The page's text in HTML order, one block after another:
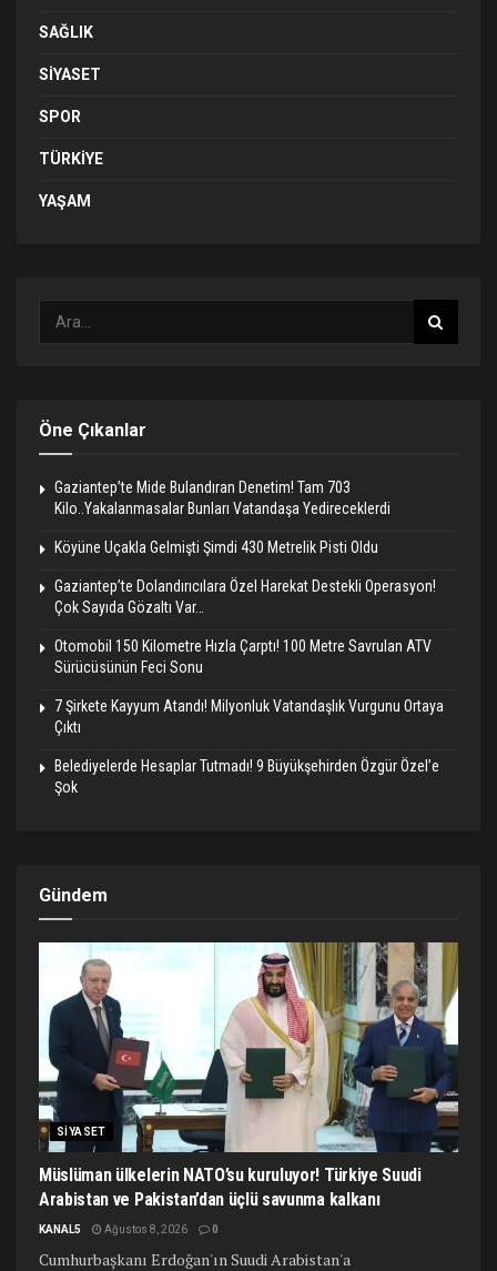
SAĞLIK
SIYASET
SPOR
TÜRKIYE
YAŞAM
Öne Çıkanlar
Gaziantep’te Mide Bulandıran Denetim! Tam 703
Kilo..Yakalanmasalar Bunları Vatandaşa Yedireceklerdi
Köyüne Uçakla Gelmişti Şimdi 430 Metrelik Pisti Oldu
Gaziantep’te Dolandırıcılara Özel Harekat Destekli Operasyon!
Çok Sayıda Gözaltı Var…
Otomobil 150 Kilometre Hızla Çarptı! 100 Metre Savrulan ATV
Sürücüsünün Feci Sonu
7 Şirkete Kayyum Atandı! Milyonluk Vatandaşlık Vurgunu Ortaya
Çıktı
Belediyelerde Hesaplar Tutmadı! 9 Büyükşehirden Özgür Özel’e
Şok
Gündem
SIYASET
Müslüman ülkelerin NATO’su kuruluyor! Türkiye Suudi
Arabistan ve Pakistan’dan üçlü savunma kalkanı
KANAL5 Ağustos 8, 2026 0
Cumhurbaşkanı Erdoğan'ın Suudi Arabistan'a